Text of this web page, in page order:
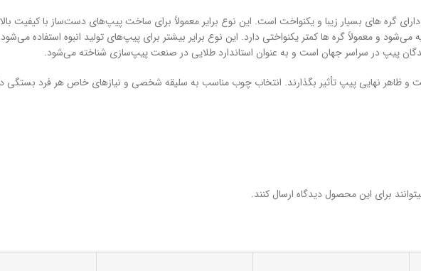
گره های بسیار زیبا و یکنواخت است. این نوع برایر معمولاً برای ساخت پیپ‌های دست‌ساز با کیفیت
و معمولاً گره ها کمتر یکنواختی دارد. این نوع برایر بیشتر برای پیپ‌های تولید انبوه استفاده
پیپ در سراسر جهان است و به عنوان استاندارد طلایی در صنعت پیپ‌سازی شناخته می‌شود.
ظاهر نهایی پیپ تأثیر بگذارند. انتخاب چوب مناسب به سلیقه شخصی و نیازهای خاص هر فرد بستگی
برای این محصول دیدگاه ارسال کنند.